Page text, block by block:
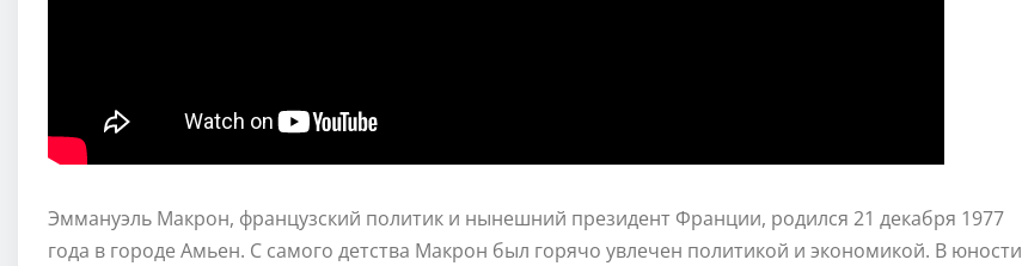
Эммануэль Макрон, французский политик и нынешний президент Франции, родился 21 декабря 1977
года в городе Амьен. С самого детства Макрон был горячо увлечен политикой и экономикой. В юности